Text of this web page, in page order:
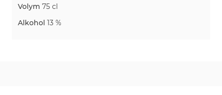
Volym 75 cl
Alkohol 13 %